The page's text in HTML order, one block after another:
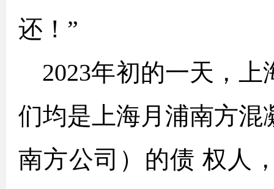
还！”
2023年初的一天，
们均是上海月浦南方混
南方公司 ）的债 权人